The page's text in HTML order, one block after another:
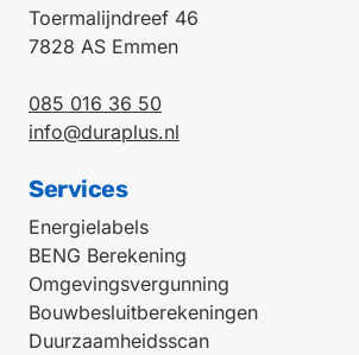
Toermalijndreef 46
7828 AS Emmen
085 016 36 50
info@duraplus.nl
Services
Energielabels
BENG Berekening
Omgevingsvergunning
Bouwbesluitberekeningen
Duurzaamheidsscan